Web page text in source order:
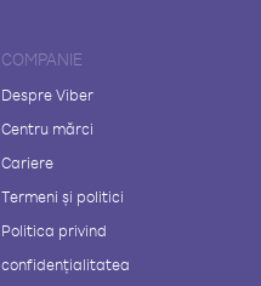
COMPANIE
Despre Viber
Centru mărci
Cariere
Termeni și politici
Politica privind
confidențialitatea